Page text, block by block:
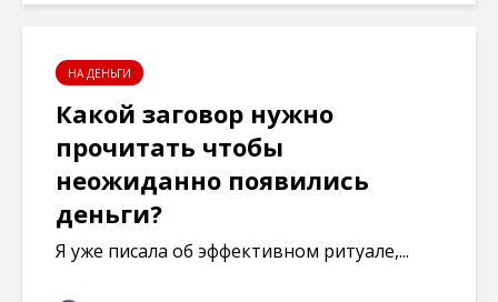
НА ДЕНЬГИ
Какой заговор нужно
прочитать чтобы
неожиданно появились
деньги?
Я уже писала об эффективном ритуале,...